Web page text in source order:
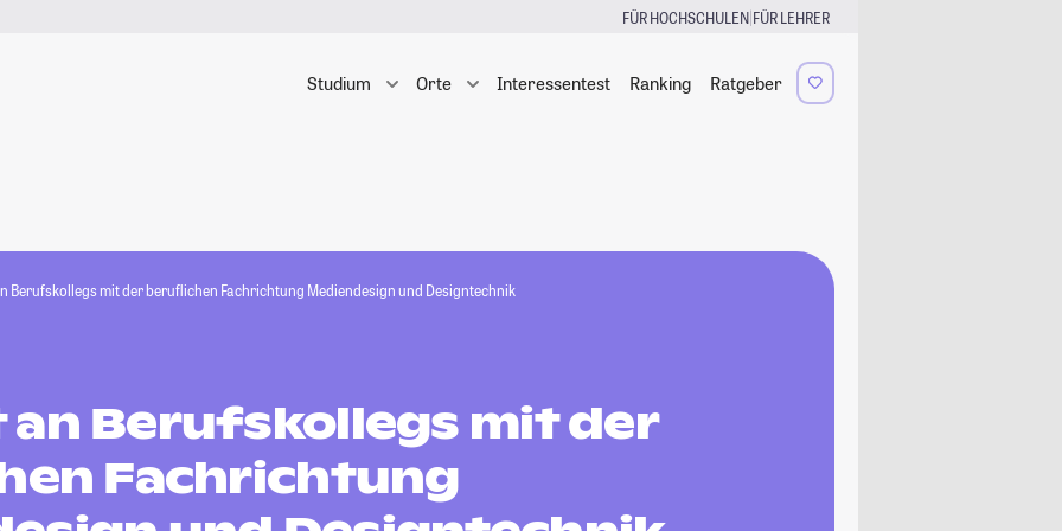
FÜR HOCHSCHULEN|FÜR LEHRER
Studium Orte Interessentest Ranking Ratgeber
Berufskollegs mit der beruflichen Fachrichtung Mediendesign und Designtechnik
an Berufskollegs mit der
Fachrichtung